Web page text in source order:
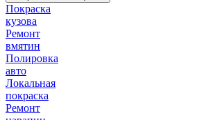
Покраска
кузова
Ремонт
вмятин
Полировка
авто
Локальная
покраска
Ремонт